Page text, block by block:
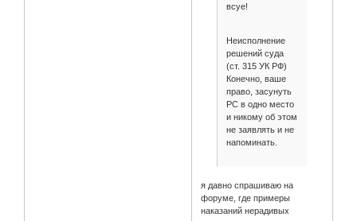
всуе!
Неисполнение
решений суда
(ст. 315 УК РФ)
Конечно, ваше
право, засунуть
РС в одно место
и никому об этом
не заявлять и не
напоминать.
я давно спрашиваю на
форуме, где примеры
наказаний нерадивых